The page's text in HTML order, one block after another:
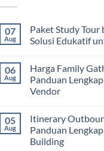
07
Aug
Paket Study Tour
Solusi Edukatif
on
Paket
Study
Tour
dan
Universitas:
Solusi
Edukatif
untuk
06
Aug
Harga Family
Panduan
Vendor
on
Harga
Family
Gathering
05
Aug
Itinerary
Panduan
Building